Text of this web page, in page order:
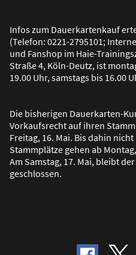
Infos zum Dauerkartenkauf
(Telefon: 0221-2795101;
und Fanshop im Haie-
Straße 4, Köln-Deutz, ist
19.00 Uhr, samstags bis 16.00
Die bisherigen Dauerkarten-
Vorkaufsrecht auf ihren
Freitag, 16. Mai. Bis dahin
Stammplätze gehen ab
Am Samstag, 17. Mai, bleibt
geschlossen.